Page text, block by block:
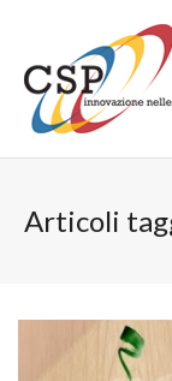
Articoli